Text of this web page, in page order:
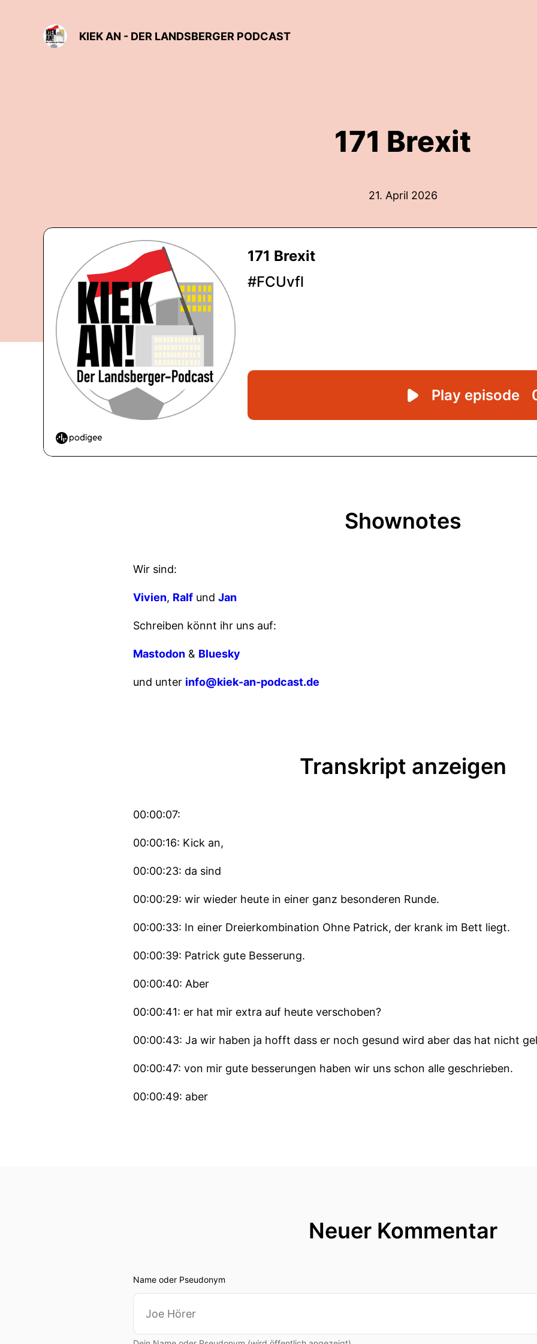
KIEK AN - DER LANDSBERGER PODCAST
171 Brexit
21. April 2026
Shownotes
Wir sind:
Vivien, Ralf und Jan
Schreiben könnt ihr uns auf:
Mastodon & Bluesky
und unter info@kiek-an-podcast.de
Transkript anzeigen
00:00:07:
00:00:16: Kick an,
00:00:23: da sind
00:00:29: wir wieder heute in einer ganz besonderen Runde.
00:00:33: In einer Dreierkombination Ohne Patrick, der krank im Bett liegt.
00:00:39: Patrick gute Besserung.
00:00:40: Aber
00:00:41: er hat mir extra auf heute verschoben?
00:00:43: Ja wir haben ja hofft dass er noch gesund wird aber das hat nicht
00:00:47: von mir gute besserungen haben wir uns schon alle geschrieben.
00:00:49: aber
00:01:01: ja Vivien ist natürlich auch da wie ihr gehört habt.
00:01:07: was wir mal schon
00:01:08: nach betrachten
Neuer Kommentar
Name oder Pseudonym